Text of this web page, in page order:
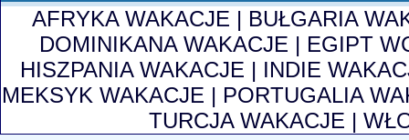
AFRYKA WAKACJE | BUŁGARIA
DOMINIKANA WAKACJE | EGIPT
HISZPANIA WAKACJE | INDIE
MEKSYK WAKACJE | PORTUGALIA
TURCJA WAKACJE |